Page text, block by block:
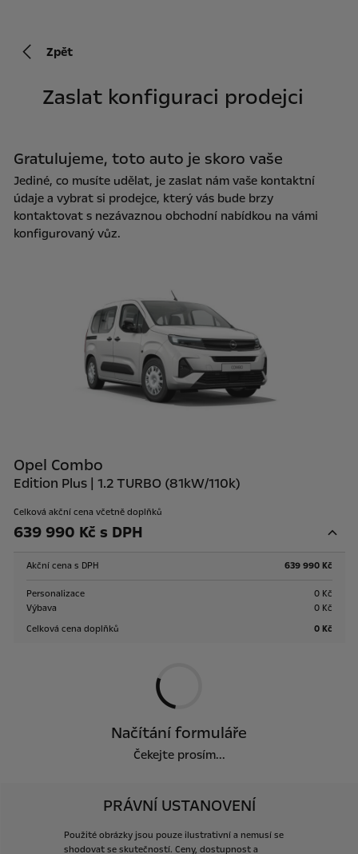
Zpět
Zaslat konfiguraci prodejci
Gratulujeme, toto auto je skoro vaše
Jediné, co musíte udělat, je zaslat nám vaše kontaktní
údaje a vybrat si prodejce, který vás bude brzy
kontaktovat s nezávaznou obchodní nabídkou na vámi
konfigurovaný vůz.
Opel Combo
Edition Plus | 1.2 TURBO (81kW/110k)
Celková akční cena včetně doplňků
639 990 Kč s DPH
Akční cena s DPH 639 990 Kč
Personalizace
0 Kč
Výbava
0 Kč
Celková cena doplňků
0 Kč
Načítání formuláře
Čekejte prosím...
PRÁVNÍ USTANOVENÍ
Použité obrázky jsou pouze ilustrativní a nemusí se
shodovat se skutečností. Ceny, dostupnost a